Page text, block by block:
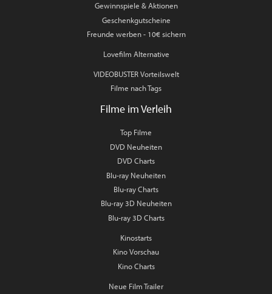
Gewinnspiele & Aktionen
Geschenkgutscheine
Freunde werben - 10€ sichern
Lovefilm Alternative
VIDEOBUSTER Vorteilswelt
Filme nach Tags
Filme im Verleih
Top Filme
DVD Neuheiten
DVD Charts
Blu-ray Neuheiten
Blu-ray Charts
Blu-ray 3D Neuheiten
Blu-ray 3D Charts
Kinostarts
Kino Vorschau
Kino Charts
Neue Film Trailer